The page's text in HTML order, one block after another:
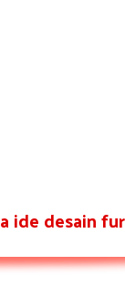
ide desain